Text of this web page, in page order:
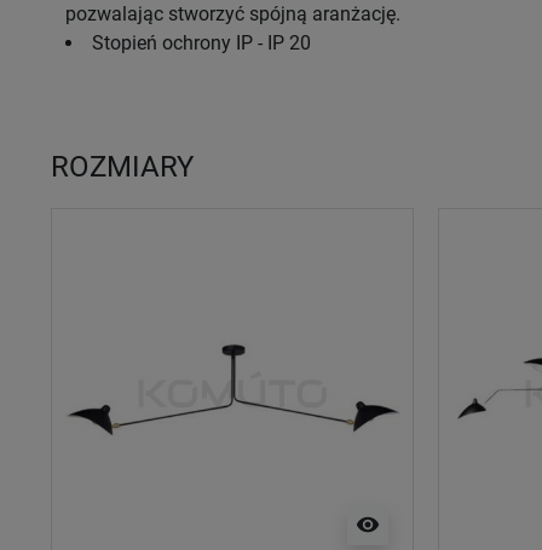
pozwalając stworzyć spójną aranżację.
Stopień ochrony IP - IP 20
ROZMIARY
visibility